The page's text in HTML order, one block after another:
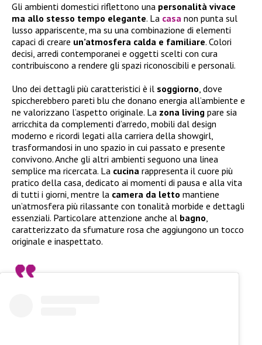
Gli ambienti domestici riflettono una personalità vivace
ma allo stesso tempo elegante. La casa non punta sul
lusso appariscente, ma su una combinazione di elementi
capaci di creare un’atmosfera calda e familiare. Colori
decisi, arredi contemporanei e oggetti scelti con cura
contribuiscono a rendere gli spazi riconoscibili e personali.
Uno dei dettagli più caratteristici è il soggiorno, dove
spiccherebbero pareti blu che donano energia all’ambiente e
ne valorizzano l’aspetto originale. La zona living pare sia
arricchita da complementi d’arredo, mobili dal design
moderno e ricordi legati alla carriera della showgirl,
trasformandosi in uno spazio in cui passato e presente
convivono. Anche gli altri ambienti seguono una linea
semplice ma ricercata. La cucina rappresenta il cuore più
pratico della casa, dedicato ai momenti di pausa e alla vita
di tutti i giorni, mentre la camera da letto mantiene
un’atmosfera più rilassante con tonalità morbide e dettagli
essenziali. Particolare attenzione anche al bagno,
caratterizzato da sfumature rosa che aggiungono un tocco
originale e inaspettato.